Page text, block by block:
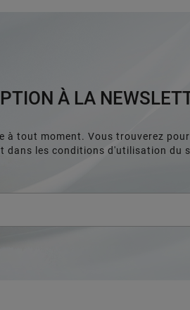
À LA
à tout moment. Vous trouverez
dans les conditions d'utilisation du